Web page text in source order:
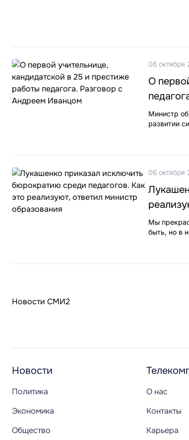
06 октября
О
Министр
развитии
06
Мы
быть, но в
Новости СМИ2
Новости
Политика
Экономика
Общество
О нас
Контакты
Карьера